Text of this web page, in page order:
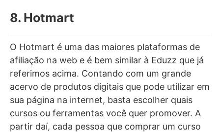
8. Hotmart
O Hotmart é uma das maiores plataformas de
afiliação na web e é bem similar à Eduzz que já
referimos acima. Contando com um grande
acervo de produtos digitais que pode utilizar em
sua página na internet, basta escolher quais
cursos ou ferramentas você quer promover. A
partir daí, cada pessoa que comprar um curso